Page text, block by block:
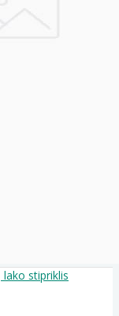
lako stipriklis